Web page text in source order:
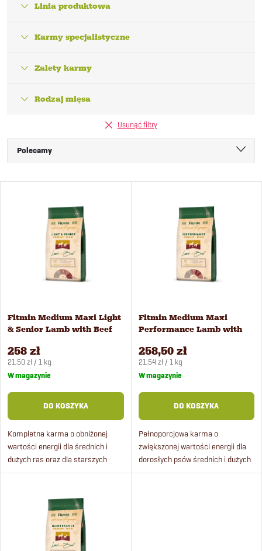
Linia produktowa
Karmy specjalistyczne
Zalety karmy
Rodzaj mięsa
Usunąć filtry
S
o
a
n
i
e
p
r
Polecamy
Najczęściej sprzedawane
Alfabetycznie
a
p
r
o
d
u
Fitmin Medium Maxi Light
& Senior Lamb with Beef
258 zł
Cena
jednostkowa:
21,50 zł / 1 kg
W magazynie
DO KOSZYKA
Kompletna karma o obniżonej
wartości energii dla średnich i
dużych ras oraz dla starszych
psów ras średnich i dużych.
Fitmin Medium Maxi
Performance Lamb with
258,50 zł
Cena
jednostkowa:
21,54 zł / 1 kg
W magazynie
DO KOSZYKA
Pełnoporcjowa karma o
zwiększonej wartości energii dla
dorosłych psów średnich i dużych
ras z jagnięciną i wołowiną oraz